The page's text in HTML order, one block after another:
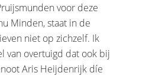
voor deze
Minden, staat in de
niet op zichzelf. Ik
van overtuigd dat ook bij
Aris Heijdenrijk díe